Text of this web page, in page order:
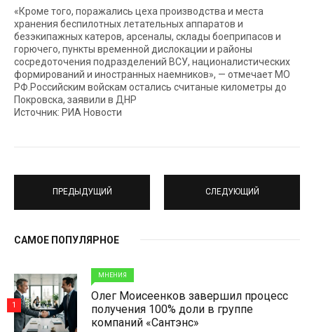
«Кроме того, поражались цеха производства и места
хранения беспилотных летательных аппаратов и
безэкипажных катеров, арсеналы, склады боеприпасов и
горючего, пункты временной дислокации и районы
сосредоточения подразделений ВСУ, националистических
формирований и иностранных наемников», — отмечает МО
РФ.Российским войскам остались считаные километры до
Покровска, заявили в ДНР
Источник: РИА Новости
ПРЕДЫДУЩИЙ СЛЕДУЮЩИЙ
САМОЕ ПОПУЛЯРНОЕ
МНЕНИЯ
Олег Моисеенков завершил процесс
получения 100% доли в группе
компаний «Сантэнс»
1